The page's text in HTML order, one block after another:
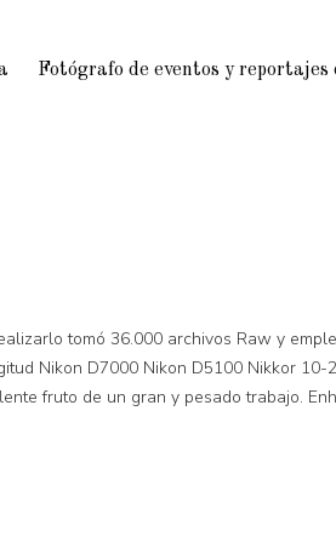
Fotógrafo de eventos y reportajes
tomó 36.000 archivos Raw y
Nikon D7000 Nikon D5100 Nikkor 10-
fruto de un gran y pesado trabajo.